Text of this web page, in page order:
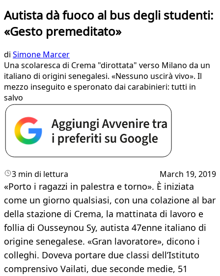
Autista dà fuoco al bus degli studenti:
«Gesto premeditato»
di Simone Marcer
Una scolaresca di Crema "dirottata" verso Milano da un
italiano di origini senegalesi. «Nessuno uscirà vivo». Il
mezzo inseguito e speronato dai carabinieri: tutti in
salvo
3 min di lettura March 19, 2019
«Porto i ragazzi in palestra e torno». È iniziata
come un giorno qualsiasi, con una colazione al bar
della stazione di Crema, la mattinata di lavoro e
follia di Ousseynou Sy, autista 47enne italiano di
origine senegalese. «Gran lavoratore», dicono i
colleghi. Doveva portare due classi dell’Istituto
comprensivo Vailati, due seconde medie, 51